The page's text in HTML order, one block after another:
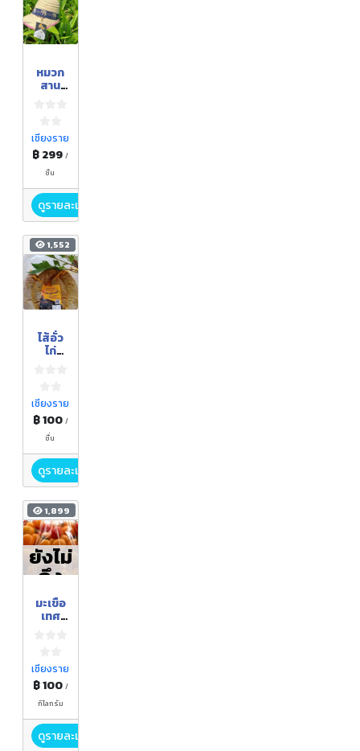
หมวก
สาน
เชียงราย
฿ 299/
ชิ้น
ดูรายละเอียด
1,552
ไส้อั่ว
ไก่
ร
เชียงราย
฿ 100 /
ชิ้่น
ดูรายละเอียด
1,899
ยังไม่
ถึง
ฤดูกา
ล
มะเขือ
เทศ
กิโลกรั
ม
เชียงราย
฿ 100 /
กิโลกรัม
ดูรายละเอียด